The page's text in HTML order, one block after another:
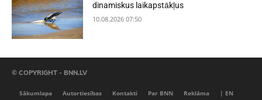
dinamiskus laikapstākļus
10.08.2026 07:50
© COPYRIGHT - BNN.LV
Sākumlapa Autortiesības Kontakti Par BNN Reklāma | EN